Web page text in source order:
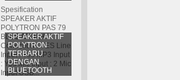
SPEAKER AKTIF
POLYTRON
TERBARU
DENGAN
BLUETOOTH
Spesification
SPEAKER AKTIF
POLYTRON PAS 79
BLUETOOTH
Conection : YES Line
Input : Yes MP3 Input
: Yes Mic Input : 2 Mic
Input USB...